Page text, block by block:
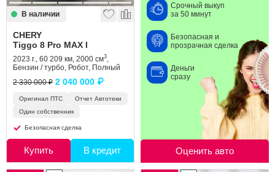
В наличии
CHERY
Tiggo 8 Pro MAX I
2023 г., 60 209 км, 2000 см3,
Бензин / турбо, Робот, Полный
2 330 000 ₽ 2 040 000 ₽
Оригинал ПТС
Отчет Автотеки
Один собственник
Безопасная сделка
Купить В кредит
Срочный выкуп
за 50 минут
Безопасная и
прозрачная сделка
Деньги
сразу
Оценить авто